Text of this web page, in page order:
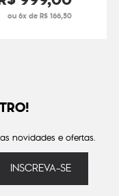
ou 6x de R$ 166,50
novidades e ofertas.